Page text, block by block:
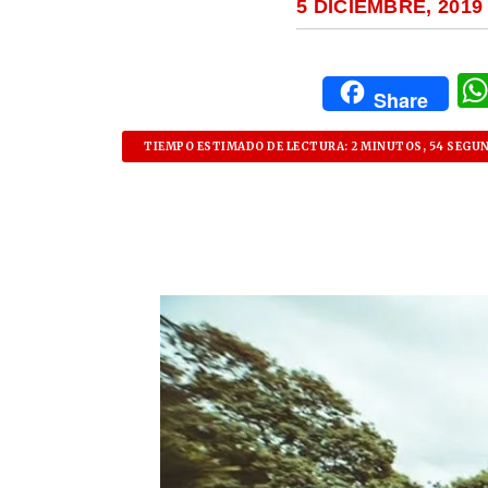
5 DICIEMBRE, 2019
Share
TIEMPO ESTIMADO DE LECTURA: 2 MINUTOS, 54